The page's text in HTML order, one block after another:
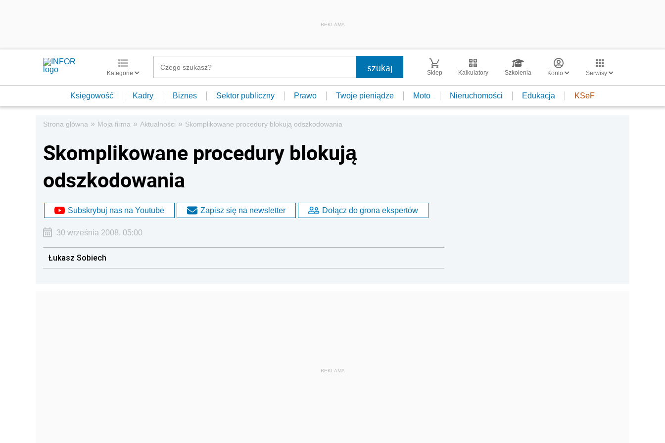
REKLAMA
Kategorie Sklep Kalkulatory Szkolenia Konto Serwisy
Księgowość Kadry Biznes Sektor publiczny Prawo Twoje pieniądze Moto Nieruchomości Edukacja KSeF
Strona główna » Moja firma » Aktualności » Skomplikowane procedury blokują odszkodowania
Skomplikowane procedury blokują
odszkodowania
Subskrybuj nas na Youtube Zapisz się na newsletter Dołącz do grona ekspertów
30 września 2008, 05:00
Łukasz Sobiech